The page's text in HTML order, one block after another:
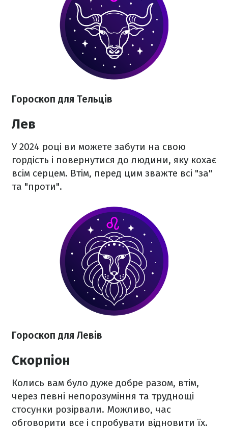
Гороскоп для Тельців
Лев
У 2024 році ви можете забути на свою
гордість і повернутися до людини, яку кохає
всім серцем. Втім, перед цим зважте всі "за"
та "проти".
Гороскоп для Левів
Скорпіон
Колись вам було дуже добре разом, втім,
через певні непорозуміння та труднощі
стосунки розірвали. Можливо, час
обговорити все і спробувати відновити їх.